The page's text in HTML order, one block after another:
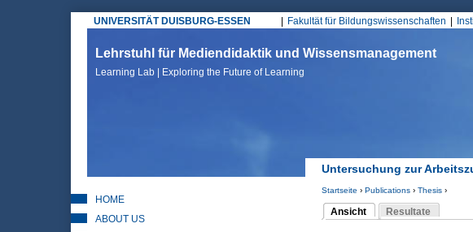
UNIVERSITÄT DUISBURG-ESSEN
Hauptmenü
Fakultät für Bildungswissenschaften
Lehrstuhl für Mediendidaktik und Wissensmanagement
Learning Lab | Exploring the Future of Learning
Untersuchung zur
Sie sind hier
Startseite › Publications› Thesis›
Ansicht
(aktiver Reiter)
Resultate
HOME
ABOUT US